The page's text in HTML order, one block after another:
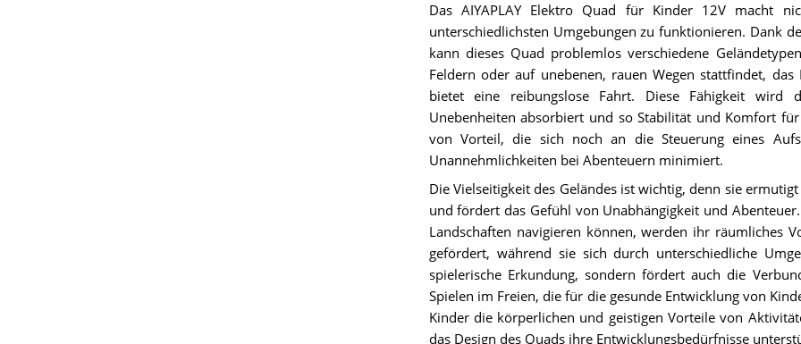
Das AIYAPLAY Elektro Quad für Kinder 12V macht
unterschiedlichsten Umgebungen zu funktionieren. Dank
kann dieses Quad problemlos verschiedene
Feldern oder auf unebenen, rauen Wegen stattfindet,
bietet eine reibungslose Fahrt. Diese Fähigkeit wird
Unebenheiten absorbiert und so Stabilität und Komfort
von Vorteil, die sich noch an die Steuerung eines
Unannehmlichkeiten bei Abenteuern minimiert.
Die Vielseitigkeit des Geländes ist wichtig, denn sie
und fördert das Gefühl von Unabhängigkeit und
Landschaften navigieren können, werden ihr räumliches
gefördert, während sie sich durch unterschiedliche
spielerische Erkundung, sondern fördert auch die
Spielen im Freien, die für die gesunde Entwicklung von
Kinder die körperlichen und geistigen Vorteile von
das Design des Quads ihre Entwicklungsbedürfnisse